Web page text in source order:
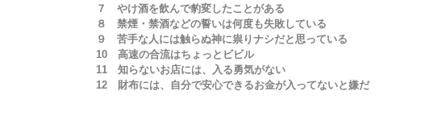
７ やけ酒を飲んで豹変したことがある
８ 禁煙・禁酒などの誓いは何度も失敗している
９ 苦手な人には触らぬ神に祟りナシだと思っている
10 高速の合流はちょっとビビル
11 知らないお店には、入る勇気がない
12 財布には、自分で安心できるお金が入ってないと嫌だ